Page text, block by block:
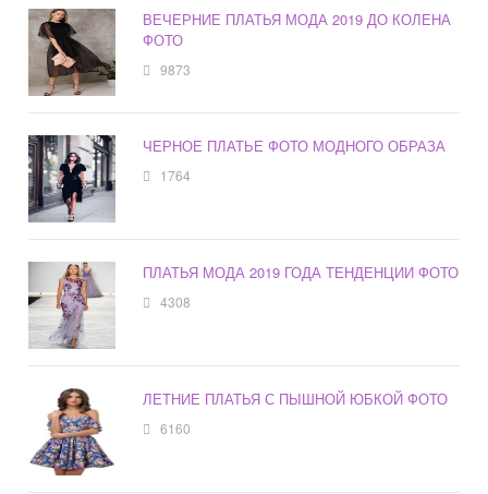
ВЕЧЕРНИЕ ПЛАТЬЯ МОДА 2019 ДО КОЛЕНА
ФОТО
9873
ЧЕРНОЕ ПЛАТЬЕ ФОТО МОДНОГО ОБРАЗА
1764
ПЛАТЬЯ МОДА 2019 ГОДА ТЕНДЕНЦИИ ФОТО
4308
ЛЕТНИЕ ПЛАТЬЯ С ПЫШНОЙ ЮБКОЙ ФОТО
6160